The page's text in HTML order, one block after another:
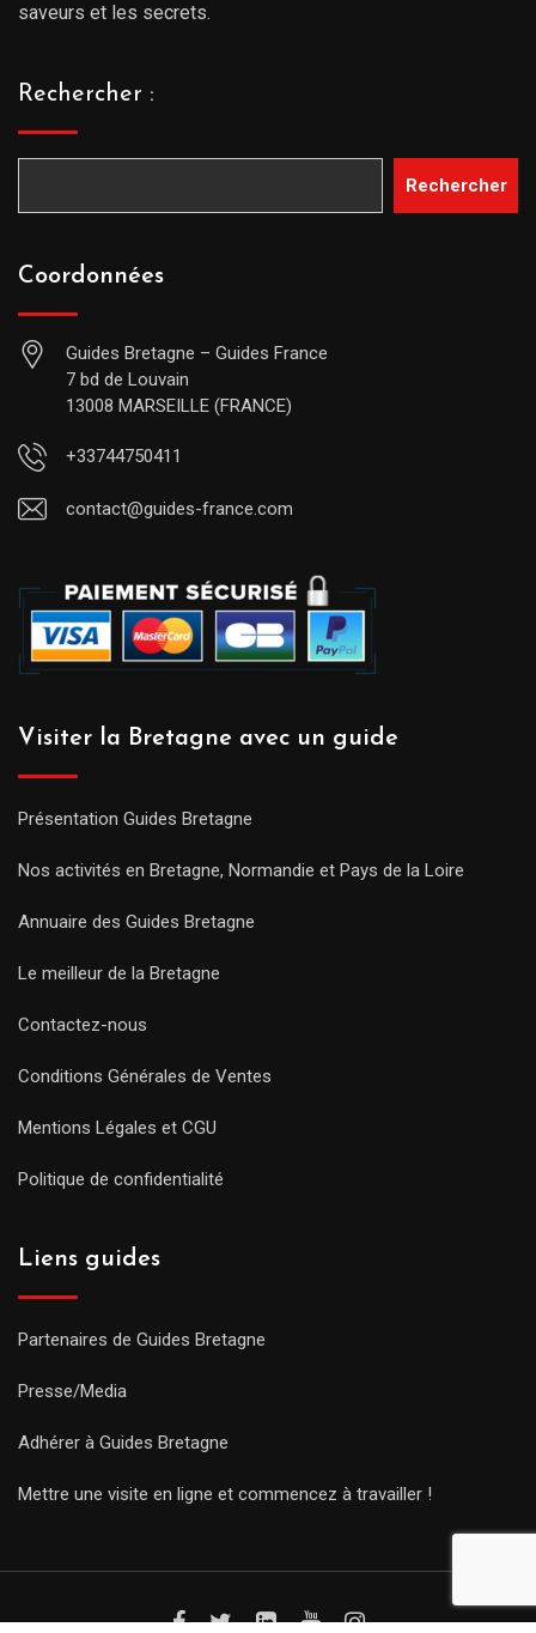
saveurs et les secrets.
Rechercher :
Rechercher
Coordonnées
Guides Bretagne – Guides France
7 bd de Louvain
13008 MARSEILLE (FRANCE)
+33744750411
contact@guides-france.com
Visiter la Bretagne avec un guide
Présentation Guides Bretagne
Nos activités en Bretagne, Normandie et Pays de la Loire
Annuaire des Guides Bretagne
Le meilleur de la Bretagne
Contactez-nous
Conditions Générales de Ventes
Mentions Légales et CGU
Politique de confidentialité
Liens guides
Partenaires de Guides Bretagne
Presse/Media
Adhérer à Guides Bretagne
Mettre une visite en ligne et commencez à travailler !